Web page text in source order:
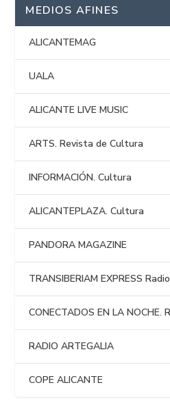
MEDIOS AFINES
ALICANTEMAG
UALA
ALICANTE LIVE MUSIC
ARTS. Revista de Cultura
INFORMACIÓN. Cultura
ALICANTEPLAZA. Cultura
PANDORA MAGAZINE
TRANSIBERIAM EXPRESS Radio
CONECTADOS EN LA NOCHE.
RADIO ARTEGALIA
COPE ALICANTE